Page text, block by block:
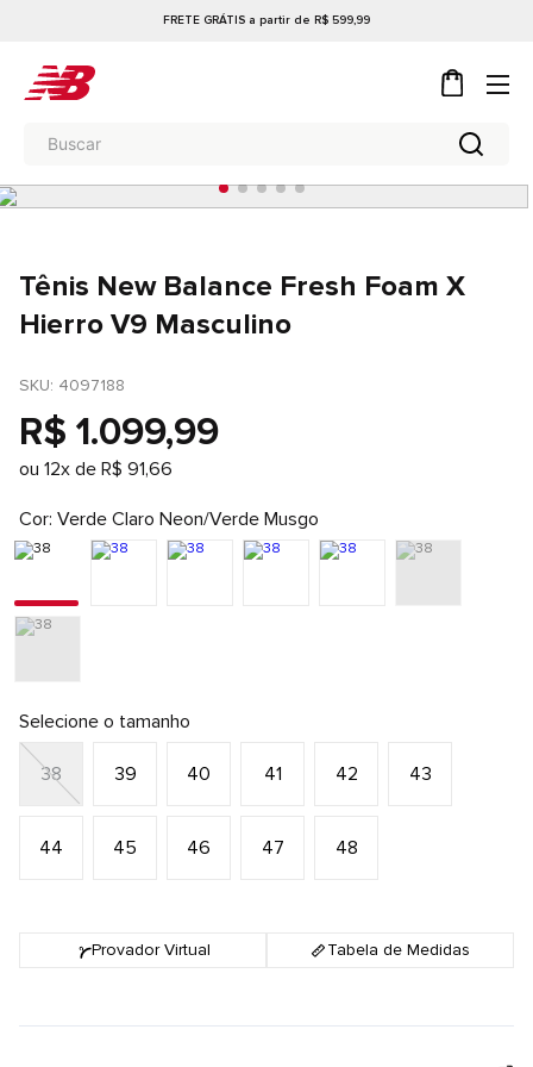
FRETE GRÁTIS a partir de R$ 599,99
Tênis New Balance Fresh Foam X
Hierro V9 Masculino
SKU: 4097188
R$ 1.099,99
ou 12x de R$ 91,66
Cor Verde Claro Neon/Verde Musgo
Selecione o tamanho
38 39 40 41 42 43
44 45 46 47 48
Provador Virtual Tabela de Medidas